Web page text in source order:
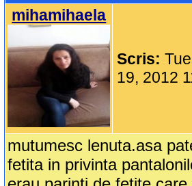
mihamihaela
Scris:
19, 2012
mutumesc lenuta.asa
fetita in privinta